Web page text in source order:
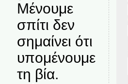
Μένουμε
σπίτι δεν
σημαίνει ότι
υπομένουμε
τη βία.